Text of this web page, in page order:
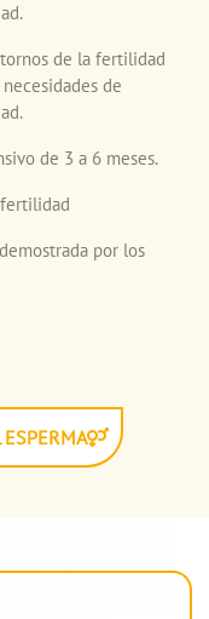
de la fertilidad
de
de 3 a 6 meses.
por los
ESPERMA